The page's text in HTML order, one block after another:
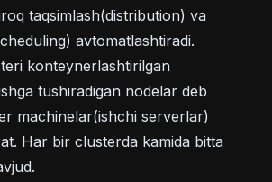
taqsimlash(distribution) va
avtomatlashtiradi.
konteynerlashtirilgan
tushiradigan nodelar deb
machinelar(ishchi serverlar)
Har bir clusterda kamida bitta